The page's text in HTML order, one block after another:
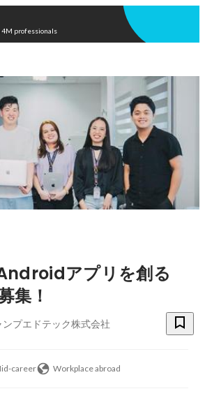
professionals
アプリを創る
集！
プエドテック株式会社
career Workplace abroad